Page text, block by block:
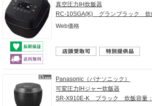
真空圧力IH炊飯器
RC-10SGA(K) グランブラック 炊
Web価格
Panasonic（パナソニック）
可変圧力IHジャー炊飯器
SR-X910E-K ブラック 炊飯容量